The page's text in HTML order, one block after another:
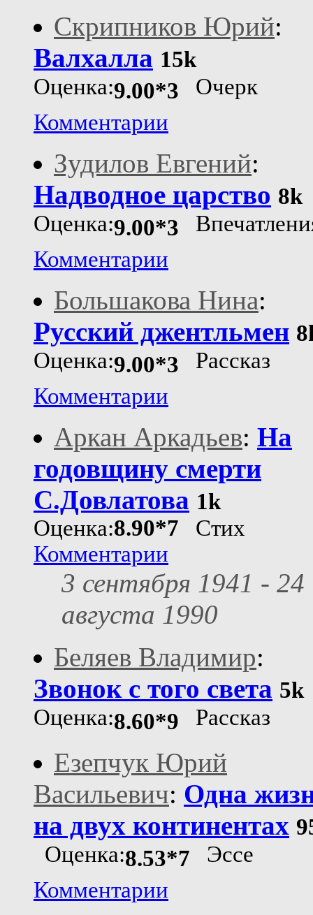
Скрипников Юрий:
Валхалла 15k
Оценка:9.00*3 Очерк
Комментарии
Зудилов Евгений:
Надводное царство 8k
Оценка:9.00*3
Комментарии
Большакова Нина:
Русский джентльмен
Оценка:9.00*3 Рассказ
Комментарии
Аркан Аркадьев: На
годовщину смерти
С.Довлатова 1k
Оценка:8.90*7 Стих
Комментарии
3 сентября 1941 - 24
августа 1990
Беляев Владимир:
Звонок с того света 5k
Оценка:8.60*9
Рассказ
Езепчук Юрий
Васильевич: Одна
на двух континентах
Оценка:8.53*7 Эссе
Комментарии